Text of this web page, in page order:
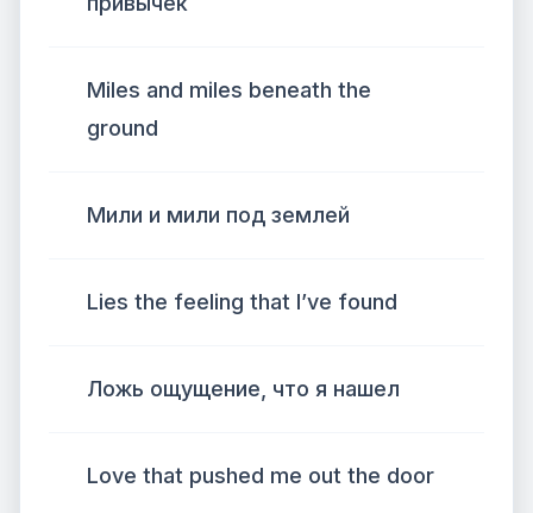
Miles and miles beneath the
ground
Мили и мили под землей
Lies the feeling that I’ve found
Ложь ощущение, что я нашел
Love that pushed me out the door